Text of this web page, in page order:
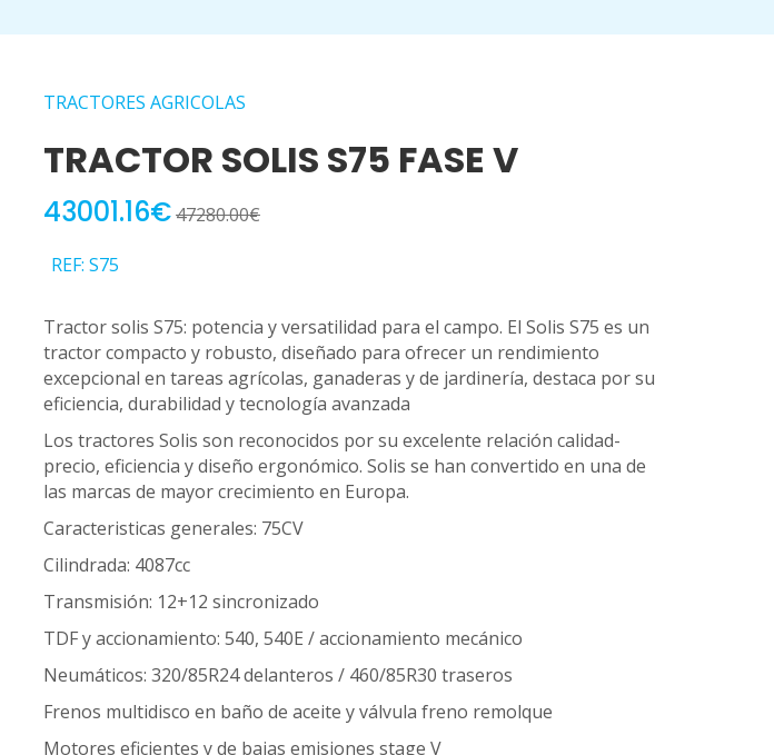
TRACTORES AGRICOLAS
TRACTOR SOLIS S75 FASE V
43001.16€47280.00€
REF: S75
Tractor solis S75: potencia y versatilidad para el campo. El Solis S75 es un
tractor compacto y robusto, diseñado para ofrecer un rendimiento
excepcional en tareas agrícolas, ganaderas y de jardinería, destaca por su
eficiencia, durabilidad y tecnología avanzada
Los tractores Solis son reconocidos por su excelente relación calidad-
precio, eficiencia y diseño ergonómico. Solis se han convertido en una de
las marcas de mayor crecimiento en Europa.
Caracteristicas generales: 75CV
Cilindrada: 4087cc
Transmisión: 12+12 sincronizado
TDF y accionamiento: 540, 540E / accionamiento mecánico
Neumáticos: 320/85R24 delanteros / 460/85R30 traseros
Frenos multidisco en baño de aceite y válvula freno remolque
Motores eficientes y de bajas emisiones stage V